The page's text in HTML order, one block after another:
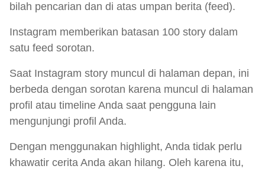
bilah pencarian dan di atas umpan berita (feed).
Instagram memberikan batasan 100 story dalam
satu feed sorotan.
Saat Instagram story muncul di halaman depan, ini
berbeda dengan sorotan karena muncul di halaman
profil atau timeline Anda saat pengguna lain
mengunjungi profil Anda.
Dengan menggunakan highlight, Anda tidak perlu
khawatir cerita Anda akan hilang. Oleh karena itu,